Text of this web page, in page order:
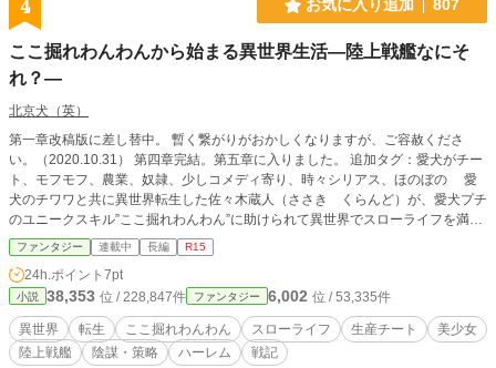
4 お気に入り追加 807
ここ掘れわんわんから始まる異世界生活―陸上戦艦なにそ
れ？―
北京犬（英）
第一章改稿版に差し替中。 暫く繋がりがおかしくなりますが、ご容赦くださ
い。（2020.10.31） 第四章完結。第五章に入りました。 追加タグ：愛犬がチー
ト、モフモフ、農業、奴隷、少しコメディ寄り、時々シリアス、ほのぼの 愛
犬のチワワと共に異世界転生した佐々木蔵人（ささき くらんど）が、愛犬プチ
のユニークスキル”ここ掘れわんわん”に助けられて異世界でスローライフを満喫
しようとします。 しかし転生して降り立った場所は魔物が蔓延る秘境の森。 蔵
人の基本レベルは１で、持っているスキルも初期スキルのＬｖ．１のみ。 ある
日、プチの”ここ掘れわんわん”によりチート能力を得てしまいます。 しかし蔵人
は自身のイメージ力の問題でチート能力を使いこなせません。 思い付きで農場
をチート改造して生活に困らなくなり、奴隷を買い、なぜか全員が嫁になってハ
ーレム生活を開始。 そして塒（ねぐら）として確保した遺跡が……。大きな陰
謀に巻き込まれてしまいます。 前途多難な異世界生活を愛犬や嫁達と共に生き
ファンタジー 連載中 長編 R15
24h.ポイント 7pt
小説 38,353 位 / 228,847件 ファンタジー 6,002 位 / 53,335件
異世界 転生 ここ掘れわんわん スローライフ 生産チート
美少女
陸上戦艦
陰謀・策略 ハーレム 戦記